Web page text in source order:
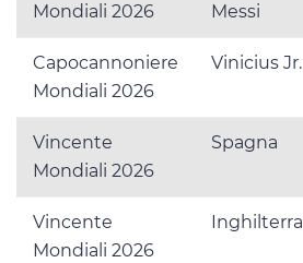
Mondiali 2026
Messi
Capocannoniere
Mondiali 2026
Vinicius Jr.
Vincente
Mondiali 2026
Spagna
Vincente
Mondiali 2026
Inghilterra